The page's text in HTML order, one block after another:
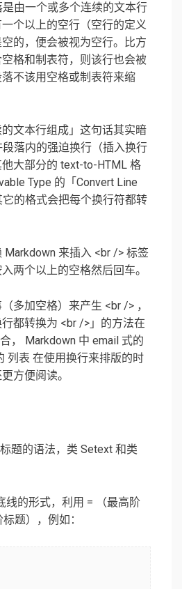
由一个或多个连续的文本行
个以上的空行（空行的定义
的，便会被视为空行。比方
格和制表符，则该行也会被
不该用空格或制表符来缩
的文本行组成」这句话其实暗
落内的强迫换行（插入换行
大部分的 text-to-HTML 格
Type 的「Convert Line
的格式会把每个换行符都转
来插入 <br /> 标签
两个以上的空格然后回车。
多加空格）来产生 <br /> ，
都转换为 <br />」的方法在
， Markdown 中 email 式的
列表 在使用换行来排版的时
方便阅读。
题的语法，类 Setext 和类
线的形式，利用 = （最高阶
题），例如：